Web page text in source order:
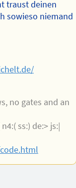
traust deinen
sowieso niemand
no gates and an
ss:) de:> js:|